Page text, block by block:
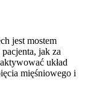
jest mostem
jak za
układ
mięśniowego i